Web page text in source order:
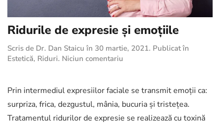
Ridurile de expresie și emoțiile
Scris de Dr. Dan Staicu în 30 martie, 2021. Publicat în
Estetică, Riduri. Niciun comentariu
expresie
și
emoțiile
Prin intermediul expresiilor faciale se transmit emoții ca:
surpriza, frica, dezgustul, mânia, bucuria și tristețea.
Tratamentul ridurilor de expresie se realizează cu toxină